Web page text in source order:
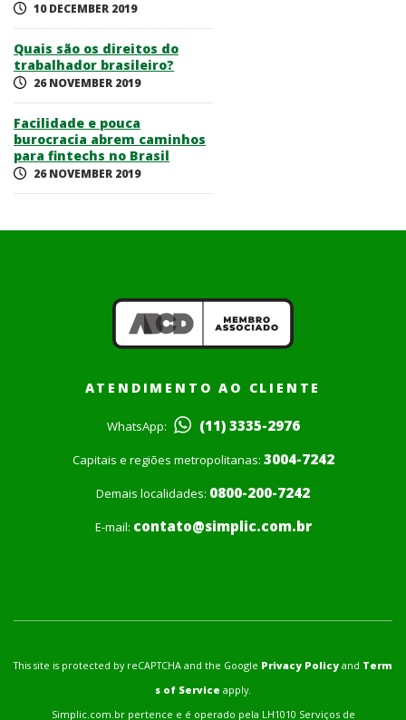
10 DECEMBER 2019
Quais são os direitos do
trabalhador brasileiro?
26 NOVEMBER 2019
Facilidade e pouca
burocracia abrem caminhos
para fintechs no Brasil
26 NOVEMBER 2019
ATENDIMENTO AO CLIENTE
WhatsApp: (11) 3335-2976
Capitais e regiões metropolitanas: 3004-7242
Demais localidades: 0800-200-7242
E-mail: contato@simplic.com.br
This site is protected by reCAPTCHA and the Google Privacy Policy and Term
s of Service apply.
Simplic.com.br pertence e é operado pela LH1010 Serviços de